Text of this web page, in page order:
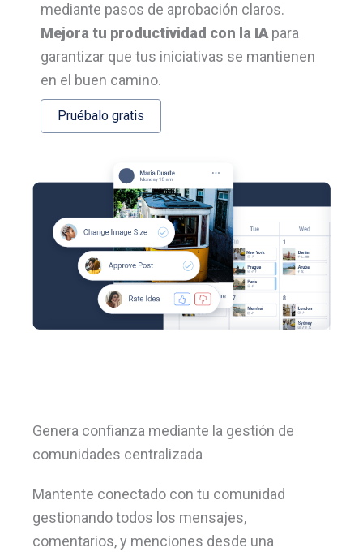
mediante pasos de aprobación claros.
Mejora tu productividad con la IA para
garantizar que tus iniciativas se mantienen
en el buen camino.
Pruébalo gratis
Genera confianza mediante la gestión de
comunidades centralizada
Mantente conectado con tu comunidad
gestionando todos los mensajes,
comentarios, y menciones desde una